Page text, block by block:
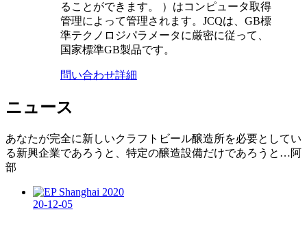
ることができます。 ）はコンピュータ取得
管理によって管理されます。JCQは、GB標
準テクノロジパラメータに厳密に従って、
国家標準GB製品です。
問い合わせ詳細
ニュース
あなたが完全に新しいクラフトビール醸造所を必要としてい
る新興企業であろうと、特定の醸造設備だけであろうと…阿
部
20-12-05